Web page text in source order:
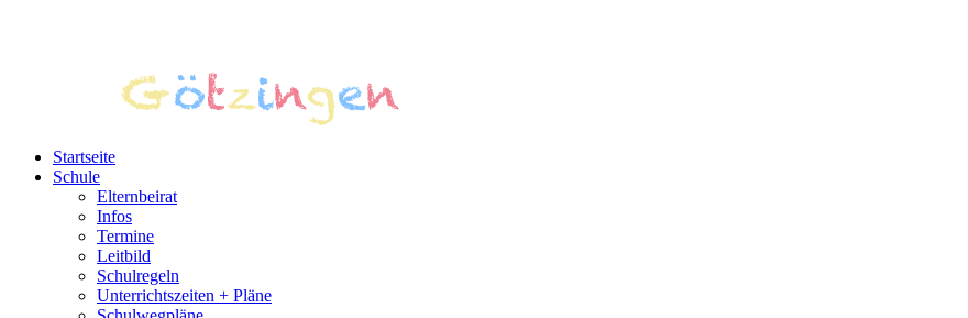
Startseite
Schule
Elternbeirat
Infos
Termine
Leitbild
Schulregeln
Unterrichtszeiten + Pläne